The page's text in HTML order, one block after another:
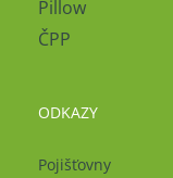
Pillow
ČPP
ODKAZY
Pojišťovny